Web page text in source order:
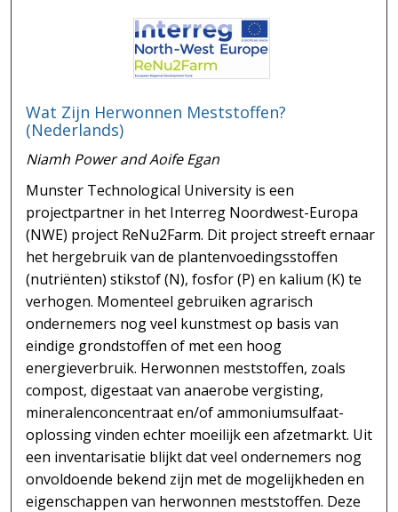
Wat Zijn Herwonnen Meststoffen?
(Nederlands)
Niamh Power and Aoife Egan
Munster Technological University is een
projectpartner in het Interreg Noordwest-Europa
(NWE) project ReNu2Farm. Dit project streeft ernaar
het hergebruik van de plantenvoedingsstoffen
(nutriënten) stikstof (N), fosfor (P) en kalium (K) te
verhogen. Momenteel gebruiken agrarisch
ondernemers nog veel kunstmest op basis van
eindige grondstoffen of met een hoog
energieverbruik. Herwonnen meststoffen, zoals
compost, digestaat van anaerobe vergisting,
mineralenconcentraat en/of ammoniumsulfaat-
oplossing vinden echter moeilijk een afzetmarkt. Uit
een inventarisatie blijkt dat veel ondernemers nog
onvoldoende bekend zijn met de mogelijkheden en
eigenschappen van herwonnen meststoffen. Deze